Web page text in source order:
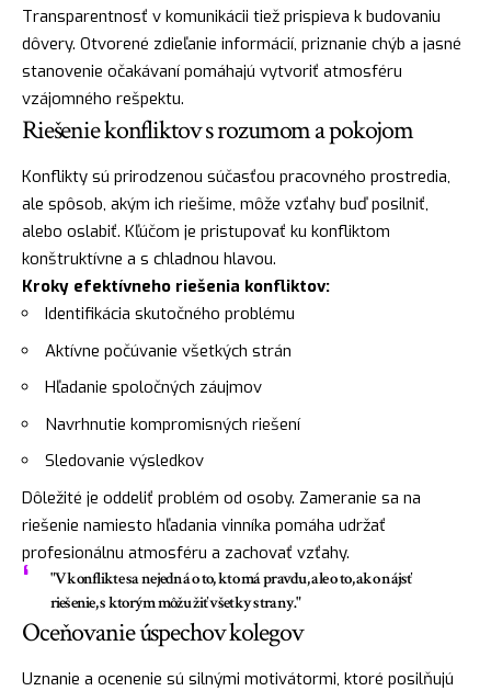
Transparentnosť v komunikácii tiež prispieva k budovaniu
dôvery. Otvorené zdieľanie informácií, priznanie chýb a jasné
stanovenie očakávaní pomáhajú vytvoriť atmosféru
vzájomného rešpektu.
Riešenie konfliktov s rozumom a pokojom
Konflikty sú prirodzenou súčasťou pracovného prostredia,
ale spôsob, akým ich riešime, môže vzťahy buď posilniť,
alebo oslabiť. Kľúčom je pristupovať ku konfliktom
konštruktívne a s chladnou hlavou.
Kroky efektívneho riešenia konfliktov:
Identifikácia skutočného problému
Aktívne počúvanie všetkých strán
Hľadanie spoločných záujmov
Navrhnutie kompromisných riešení
Sledovanie výsledkov
Dôležité je oddeliť problém od osoby. Zameranie sa na
riešenie namiesto hľadania vinníka pomáha udržať
profesionálnu atmosféru a zachovať vzťahy.
"V konflikte sa nejedná o to, kto má pravdu, ale o to, ako nájsť
riešenie, s ktorým môžu žiť všetky strany."
Oceňovanie úspechov kolegov
Uznanie a ocenenie sú silnými motivátormi, ktoré posilňujú